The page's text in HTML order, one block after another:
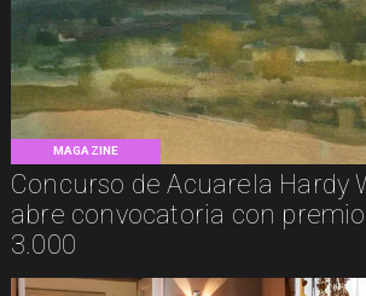
MAGAZINE
Concurso de Acuarela Hardy
abre convocatoria con premio
3.000